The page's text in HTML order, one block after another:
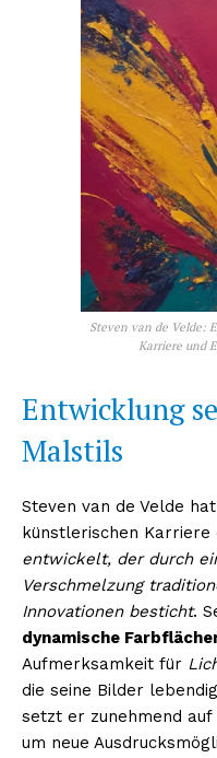
Steven van de Velde:
Karriere und
Entwicklung
Malstils
Steven van de Velde
künstlerischen Karriere
entwickelt, der durch
Verschmelzung
Innovationen besticht.
dynamische
Aufmerksamkeit für
die seine Bilder
setzt er zunehmend auf
um neue